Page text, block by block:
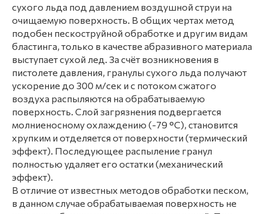
сухого льда под давлением воздушной струи на
очищаемую поверхность. В общих чертах метод
подобен пескоструйной обработке и другим видам
бластинга, только в качестве абразивного материала
выступает сухой лед. За счёт возникновения в
пистолете давления, гранулы сухого льда получают
ускорение до 300 м/сек и с потоком сжатого
воздуха распыляются на обрабатываемую
поверхность. Слой загрязнения подвергается
молниеносному охлаждению (-79 °C), становится
хрупким и отделяется от поверхности (термический
эффект). Последующее распыление гранул
полностью удаляет его остатки (механический
эффект).
В отличие от известных методов обработки песком,
в данном случае обрабатываемая поверхность не